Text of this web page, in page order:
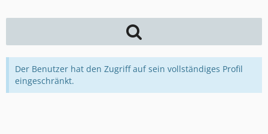
Der Benutzer hat den Zugriff auf sein vollständiges Profil
eingeschränkt.